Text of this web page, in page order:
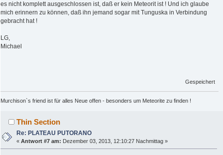
es nicht komplett ausgeschlossen ist, daß er kein Meteorit ist ! Und ich glaube
mich erinnern zu können, daß ihn jemand sogar mit Tunguska in Verbindung
gebracht hat !
LG,
Michael
Gespeichert
Murchison`s friend ist für alles Neue offen - besonders um Meteorite zu finden !
Thin Section
Re: PLATEAU PUTORANO
«Antwort #7 am: Dezember 03, 2013, 12:10:27 Nachmittag »